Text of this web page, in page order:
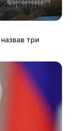
три